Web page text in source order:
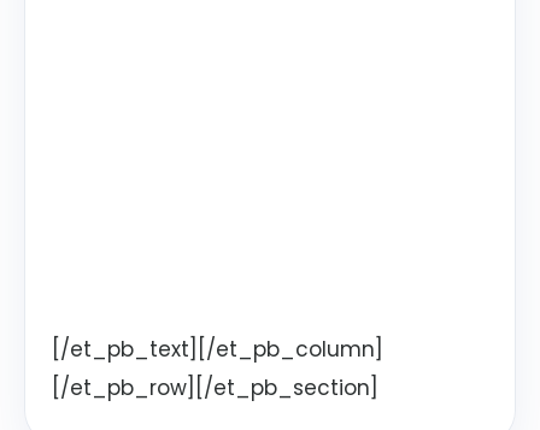
[/et_pb_text][/et_pb_column]
[/et_pb_row][/et_pb_section]